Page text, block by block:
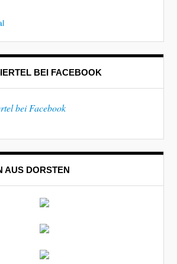
BEI FACEBOOK
bei Facebook
AUS DORSTEN